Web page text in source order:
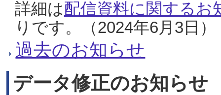
詳細は配信資料に関するお
りです。（2024年6月3日）
過去のお知らせ
データ修正のお知らせ